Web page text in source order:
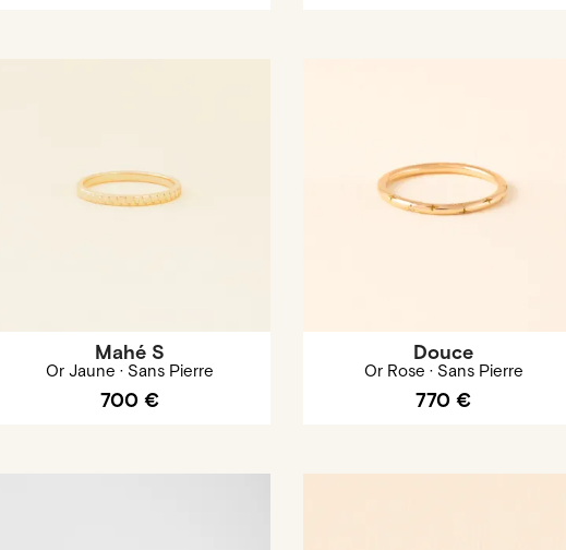
Mahé S
Or Jaune · Sans Pierre
700 €
Douce
Or Rose · Sans Pierre
770 €